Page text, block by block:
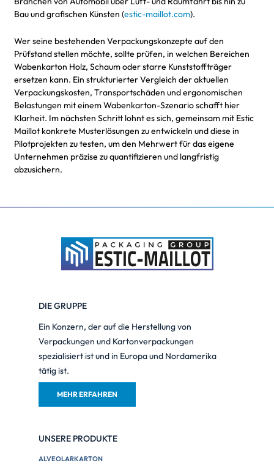
Bau und grafischen Künsten (estic-maillot.com).
Wer seine bestehenden Verpackungskonzepte auf den
Prüfstand stellen möchte, sollte prüfen, in welchen Bereichen
Wabenkarton Holz, Schaum oder starre Kunststoffträger
ersetzen kann. Ein strukturierter Vergleich der aktuellen
Verpackungskosten, Transportschäden und ergonomischen
Belastungen mit einem Wabenkarton-Szenario schafft hier
Klarheit. Im nächsten Schritt lohnt es sich, gemeinsam mit Estic
Maillot konkrete Musterlösungen zu entwickeln und diese in
Pilotprojekten zu testen, um den Mehrwert für das eigene
Unternehmen präzise zu quantifizieren und langfristig
abzusichern.
DIE GRUPPE
Ein Konzern, der auf die Herstellung von
Verpackungen und Kartonverpackungen
spezialisiert ist und in Europa und Nordamerika
tätig ist.
MEHR ERFAHREN
UNSERE PRODUKTE
ALVEOLARKARTON